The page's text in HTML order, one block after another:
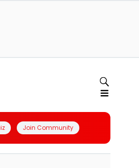
Join Community